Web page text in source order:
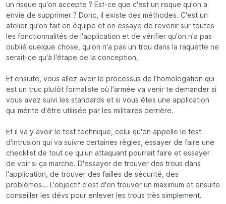
un risque qu'on accepte ? Est-ce que c'est un risque qu'on a
envie de supprimer ? Donc, il existe des méthodes. C'est un
atelier qu'on fait en équipe et on essaye de revenir sur toutes
les fonctionnalités de l'application et de vérifier qu'on n'a pas
oublié quelque chose, qu'on n'a pas un trou dans la raquette ne
serait-ce qu'à l'étape de la conception.
Et ensuite, vous allez avoir le processus de l'homologation qui
est un truc plutôt formaliste où l'armée va venir te demander si
vous avez suivi les standards et si vous êtes une application
qui mérite d'être utilisée par les militaires derrière.
Et il va y avoir le test technique, celui qu'on appelle le test
d'intrusion qui va suivre certaines règles, essayer de faire une
checklist de tout ce qu'un attaquant pourrait faire et essayer
de voir si ça marche. D'essayer de trouver des trous dans
l'application, de trouver des failles de sécurité, des
problèmes... L'objectif c'est d'en trouver un maximum et ensuite
conseiller les dévs pour enlever les trous très simplement.